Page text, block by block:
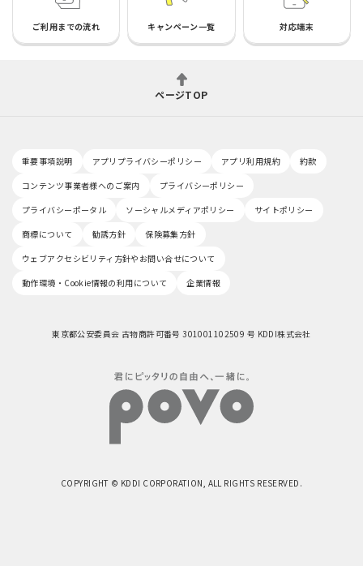
ご利用までの流れ キャンペーン一覧 対応端末
ページTOP
重要事項説明 アプリプライバシーポリシー アプリ利用規約
約款
コンテンツ事業者様へのご案内
プライバシーポリシー
プライバシーポータル
ソーシャルメディアポリシー
サイトポリシー
商標について
勧誘方針
保険募集方針
ウェブアクセシビリティ方針やお問い合せについて
動作環境・Cookie情報の利用について
企業情報
東京都公安委員会 古物商許可番号 301001102509 号 KDDI株式会社
COPYRIGHT © KDDI CORPORATION, ALL RIGHTS RESERVED.